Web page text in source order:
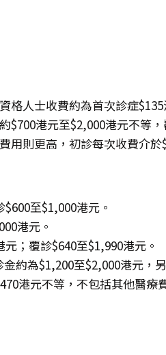
人士收費約為首次診症
$700港元至$2,000港元不等
則更高，初診每次收費介於
至$1,000港元。
港元。
；覆診$640至$1,990港元。
約為$1,200至$2,000港元，
港元不等，不包括其他醫療